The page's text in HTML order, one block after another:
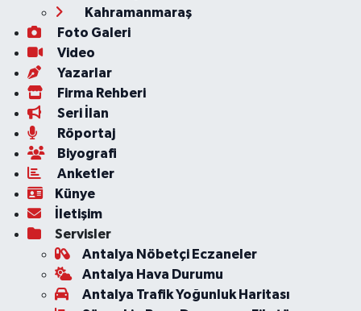
Kahramanmaraş
Foto Galeri
Video
Yazarlar
Firma Rehberi
Seri İlan
Röportaj
Biyografi
Anketler
Künye
İletişim
Servisler
Antalya Nöbetçi Eczaneler
Antalya Hava Durumu
Antalya Trafik Yoğunluk Haritası